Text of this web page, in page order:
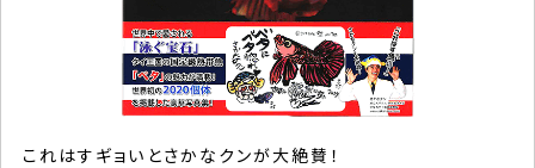
これはすギョいとさかなクンが大絶賛！